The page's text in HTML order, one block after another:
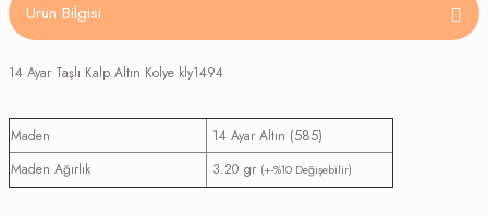
Ürün Bilgisi
14 Ayar Taşlı Kalp Altın Kolye kly1494
Maden 14 Ayar Altın (585)
Maden Ağırlık 3.20 gr (+-%10 Değişebilir)